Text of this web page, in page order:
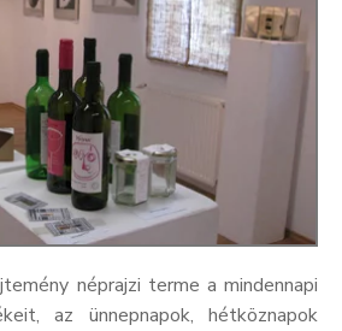
néprajzi terme a mindennapi
az ünnepnapok, hétköznapok